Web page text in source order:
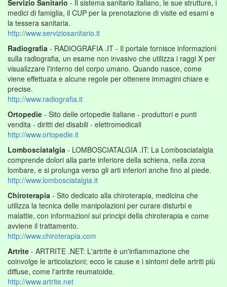
Servizio Sanitario - Il sistema sanitario italiano, le sue strutture, i
medici di famiglia, il CUP per la prenotazione di visite ed esami e
la tessera sanitaria.
http://www.serviziosanitario.it
Radiografia - RADIOGRAFIA .IT - Il portale fornisce informazioni
sulla radiografia, un esame non invasivo che utilizza i raggi X per
visualizzare l'interno del corpo umano. Quando nasce, come
viene effettuata e alcune regole per ottenere immagini chiare e
precise.
http://www.radiografia.it
Ortopedie - Sito delle ortopedie italiane - produttori e punti
vendita - diritti dei disabili - elettromedicali
http://www.ortopedie.it
Lombosciatalgia - LOMBOSCIATALGIA .IT: La Lombosciatalgia
comprende dolori alla parte inferiore della schiena, nella zona
lombare, e si prolunga verso gli arti inferiori anche fino al piede.
http://www.lombosciatalgia.it
Chiroterapia - Sito dedicato alla chiroterapia, medicina che
utilizza la tecnica delle manipolazioni per curare disturbi e
malattie, con informazioni sui principi della chiroterapia e come
avviene il trattamento.
http://www.chiroterapia.com
Artrite - ARTRITE .NET: L'artrite è un'infiammazione che
coinvolge le articolazioni; ecco le cause e i sintomi delle artriti più
diffuse, come l'artrite reumatoide.
http://www.artrite.net